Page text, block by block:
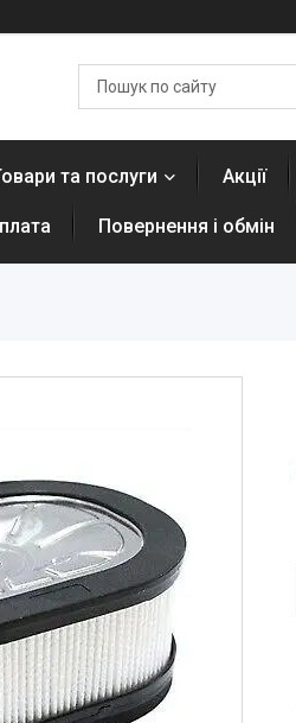
та послуги Акції
Повернення і обмін